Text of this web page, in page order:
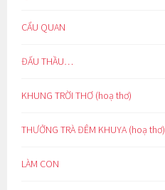
CẨU QUAN
ĐẤU THẦU…
KHUNG TRỜI THƠ (hoạ thơ)
THƯỞNG TRÀ ĐÊM KHUYA (hoạ thơ)
LÀM CON